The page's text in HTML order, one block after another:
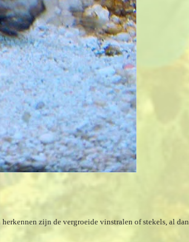
zijn de vergroeide vinstralen of stekels, al dan